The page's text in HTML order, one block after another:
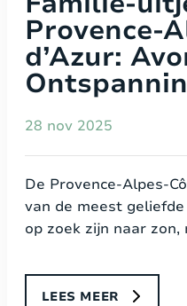
Provence-
d’Azur:
28 nov 2025
De Provence-Alpes-
van de meest geliefde
op zoek zijn naar zon,
LEES MEER